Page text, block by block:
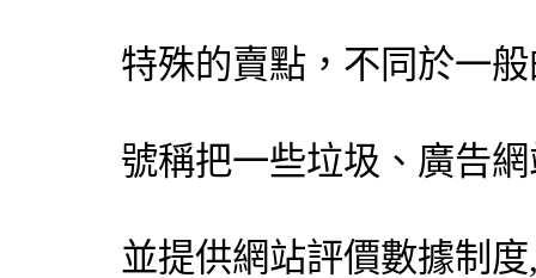
特殊的賣點，不同於一
號稱把一些垃圾、廣告
並提供網站評價數據制